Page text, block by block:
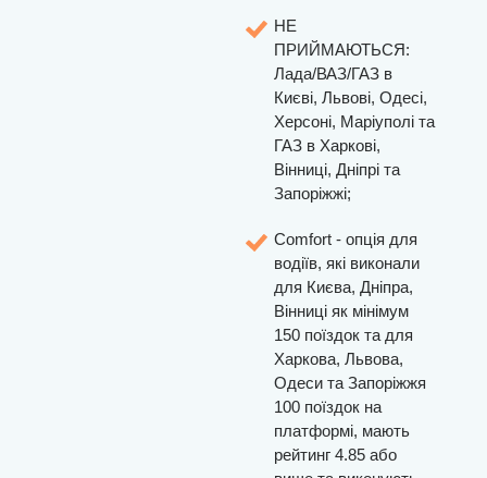
НЕ
ПРИЙМАЮТЬСЯ:
Лада/ВАЗ/ГАЗ в
Києві, Львові, Одесі,
Херсоні, Маріуполі та
ГАЗ в Харкові,
Вінниці, Дніпрі та
Запоріжжі;
Comfort - опція для
водіїв, які виконали
для Києва, Дніпра,
Вінниці як мінімум
150 поїздок та для
Харкова, Львова,
Одеси та Запоріжжя
100 поїздок на
платформі, мають
рейтинг 4.85 або